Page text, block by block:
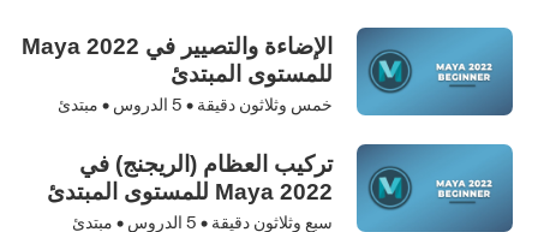
الإضاءة والتصيير في Maya 2022
للمستوى المبتدئ
خمس وثلاثون دقيقة • 5 الدروس • مبتدئ
تركيب العظام (الريجنج) في
Maya 2022 للمستوى المبتدئ
سبع وثلاثون دقيقة • 5 الدروس • مبتدئ